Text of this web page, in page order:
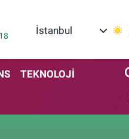
İstanbul
TEKNOLOJİ